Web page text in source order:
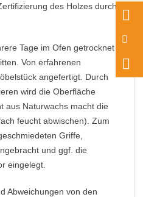
des Holzes durch
Tage im Ofen getrocknet
Von erfahrenen
angefertigt. Durch
wird die Oberfläche
aus Naturwachs macht die
feucht abwischen). Zum
Griffe,
und ggf. die
eingelegt.
Abweichungen von den